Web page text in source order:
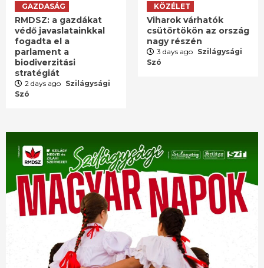
GAZDASÁG
RMDSZ: a gazdákat
védő javaslatainkkal
fogadta el a
parlament a
biodiverzitási
stratégiát
2 days ago Szilágysági
Szó
KÖZÉLET
Viharok várhatók
csütörtökön az ország
nagy részén
3 days ago Szilágysági
Szó